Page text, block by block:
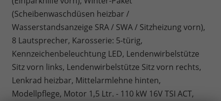
(Scheibenwaschdüsen heizbar /
Wasserstandsanzeige SRA / SWA / Sitzheizung vorn),
8 Lautsprecher, Karosserie: 5-türig,
Kennzeichenbeleuchtung LED, Lendenwirbelstütze
Sitz vorn links, Lendenwirbelstütze Sitz vorn rechts,
Lenkrad heizbar, Mittelarmlehne hinten,
Modellpflege, Motor 1,5 Ltr. - 110 kW 16V TSI ACT,